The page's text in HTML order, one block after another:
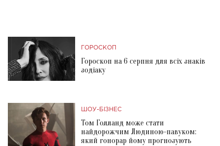
ГОРОСКОП
Гороскоп на 6 серпня для всіх знаків
зодіаку
ШОУ-БІЗНЕС
Том Голланд може стати
найдорожчим Людиною-павуком:
який гонорар йому прогнозують